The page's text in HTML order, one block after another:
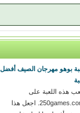
بوهو مهرجان الصيف أفضل
هذه اللعبة على
250games.com. اجعل هذا